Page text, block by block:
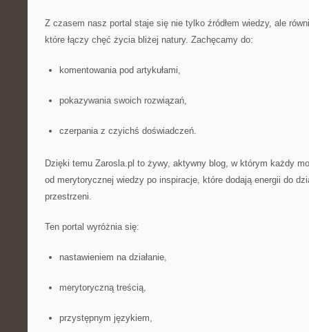
Z czasem nasz portal staje się nie tylko źródłem wiedzy, ale
które łączy chęć życia bliżej natury. Zachęcamy do:
komentowania pod artykułami,
pokazywania swoich rozwiązań,
czerpania z czyichś doświadczeń.
Dzięki temu Zarosla.pl to żywy, aktywny blog, w którym każdy
od merytorycznej wiedzy po inspiracje, które dodają energii do
przestrzeni.
Ten portal wyróżnia się:
nastawieniem na działanie,
merytoryczną treścią,
przystępnym językiem,